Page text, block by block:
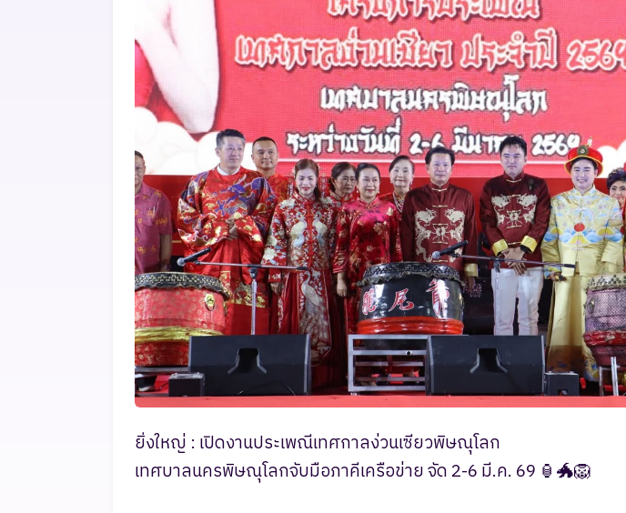
ยิ่งใหญ่ : เปิดงานประเพณีเทศกาลง่วนเซียวพิษณุโลก
เทศบาลนครพิษณุโลกจับมือภาคีเครือข่าย จัด 2-6 มี.ค. 69 🏮🐲🦁